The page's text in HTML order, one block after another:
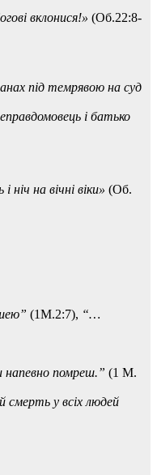
вклонися!» (Об.22:8-
під темрявою на суд
і батько
ніч на вічні віки» (Об.
(1М.2:7), “…
напевно помреш.” (1 М.
смерть у всіх людей